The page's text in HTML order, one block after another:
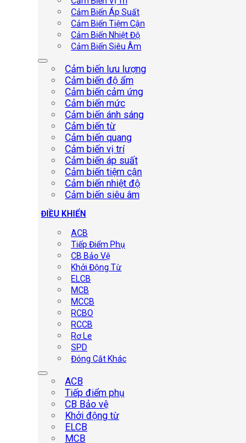
Cảm Biến Áp Suất
Cảm Biến Tiệm Cận
Cảm Biến Nhiệt Độ
Cảm Biến Siêu Âm
Cảm biến lưu lượng
Cảm biến độ ẩm
Cảm biến cảm ứng
Cảm biến mức
Cảm biến ánh sáng
Cảm biến từ
Cảm biến quang
Cảm biến vị trí
Cảm biến áp suất
Cảm biến tiệm cận
Cảm biến nhiệt độ
Cảm biến siêu âm
ĐIỀU KHIỂN
ACB
Tiếp Điểm Phụ
CB Bảo Vệ
Khởi Động Từ
ELCB
MCB
MCCB
RCBO
RCCB
Rơ Le
SPD
Đóng Cắt Khác
ACB
Tiếp điểm phụ
CB Bảo vệ
Khởi động từ
ELCB
MCB